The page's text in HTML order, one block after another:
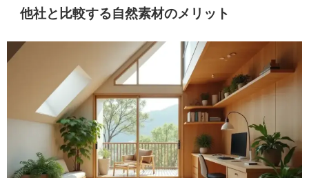
他社と比較する自然素材のメリット